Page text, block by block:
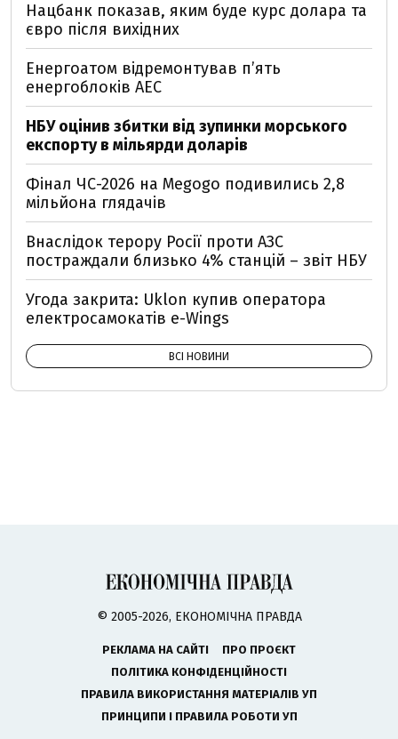
Нацбанк показав, яким буде курс долара та
євро після вихідних
Енергоатом відремонтував п’ять
енергоблоків АЕС
НБУ оцінив збитки від зупинки морського
експорту в мільярди доларів
Фінал ЧС-2026 на Megogo подивились 2,8
мільйона глядачів
Внаслідок терору Росії проти АЗС
постраждали близько 4% станцій – звіт НБУ
Угода закрита: Uklon купив оператора
електросамокатів e-Wings
ВСІ НОВИНИ
© 2005-2026, ЕКОНОМІЧНА ПРАВДА
РЕКЛАМА НА САЙТІ
ПРО ПРОЄКТ
ПОЛІТИКА КОНФІДЕНЦІЙНОСТІ
ПРАВИЛА ВИКОРИСТАННЯ МАТЕРІАЛІВ УП
ПРИНЦИПИ І ПРАВИЛА РОБОТИ УП